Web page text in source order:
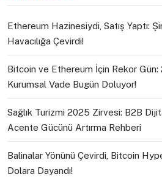
Ethereum Hazinesiydi, Satış Yaptı:
Havacılığa Çevirdi!
Bitcoin ve Ethereum İçin Rekor Gün:
Kurumsal Vade Bugün Doluyor!
Sağlık Turizmi 2025 Zirvesi: B2B
Acente Gücünü Artırma Rehberi
Balinalar Yönünü Çevirdi, Bitcoin
Dolara Dayandı!